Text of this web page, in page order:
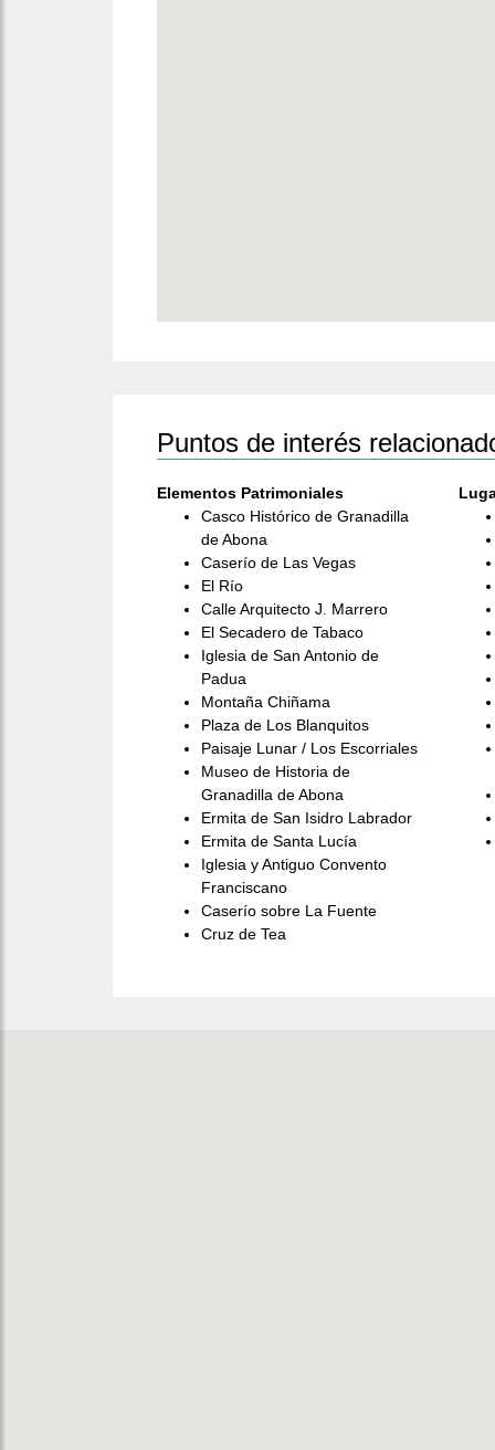
Puntos de interés
Elementos Patrimoniales
Casco Histórico de Granadilla
de Abona
Caserío de Las Vegas
El Río
Calle Arquitecto J. Marrero
El Secadero de Tabaco
Iglesia de San Antonio de
Padua
Montaña Chiñama
Plaza de Los Blanquitos
Paisaje Lunar / Los Escorriales
Museo de Historia de
Granadilla de Abona
Ermita de San Isidro Labrador
Ermita de Santa Lucía
Iglesia y Antiguo Convento
Franciscano
Caserío sobre La Fuente
Cruz de Tea